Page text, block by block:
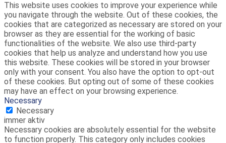
This website uses cookies to improve your experience while
you navigate through the website. Out of these cookies, the
cookies that are categorized as necessary are stored on your
browser as they are essential for the working of basic
functionalities of the website. We also use third-party
cookies that help us analyze and understand how you use
this website. These cookies will be stored in your browser
only with your consent. You also have the option to opt-out
of these cookies. But opting out of some of these cookies
may have an effect on your browsing experience.
Necessary
Necessary
immer aktiv
Necessary cookies are absolutely essential for the website
to function properly. This category only includes cookies